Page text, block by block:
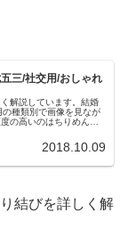
三/社交用/おしゃれ
解説しています。結婚
種類別で画像を見なが
の高いのはちりめんの
2018.10.09
結びを詳しく解